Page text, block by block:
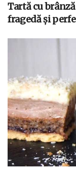
Tartă cu
fragedă și